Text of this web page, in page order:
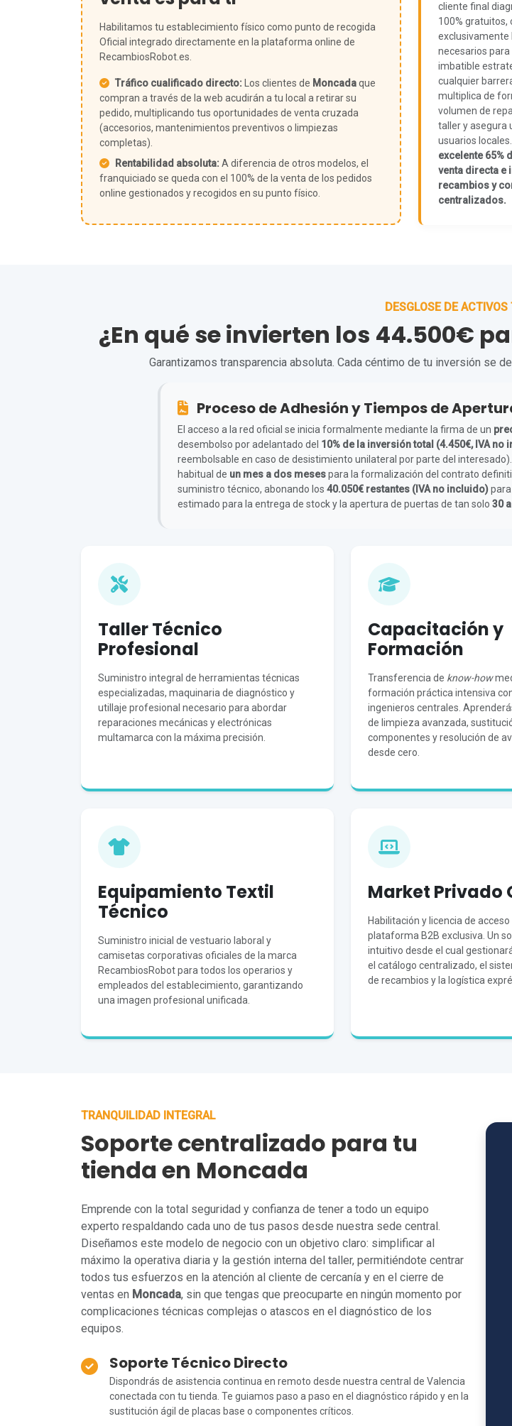
Habilitamos tu establecimiento físico como punto de recogida
Oficial integrado directamente en la plataforma online de
RecambiosRobot.es.
Tráfico cualificado directo: Los clientes de Moncadaque
compran a través de la web acudirán a tu local a retirar su
pedido, multiplicando tus oportunidades de venta cruzada
(accesorios, mantenimientos preventivos o limpiezas
completas).
Rentabilidad absoluta:A diferencia de otros modelos, el
franquiciado se queda con el 100% de la venta de los pedidos
online gestionados y recogidos en su punto físico.
cliente final
100% gratuitos,
exclusivamente
necesarios
imbatible
cualquier
multiplica de
volumen de
taller y asegura
usuarios locales.
excelente 65%
venta directa e
recambios y
centralizados.
DESGLOSE DE ACTIVOS
¿En qué se invierten los 44.500€
Garantizamos transparencia absoluta. Cada céntimo de tu inversión se
Proceso de Adhesión y Tiempos de
El acceso a la red oficial se inicia formalmente mediante la firma de un
desembolso por adelantado del 10% de la inversión total (4.450€, IVA no
reembolsable en caso de desistimiento unilateral por parte del
habitual de un mes a dos mesespara la formalización del contrato
suministro técnico, abonando los 40.050€ restantes (IVA no incluido)
estimado para la entrega de stock y la apertura de puertas de tan solo 30
Taller Técnico
Profesional
Suministro integral de herramientas técnicas
especializadas, maquinaria de diagnóstico y
utillaje profesional necesario para abordar
reparaciones mecánicas y electrónicas
multamarca con la máxima precisión.
Capacitación y
Formación
Transferencia de know-how
formación práctica intensiva
ingenieros centrales.
de limpieza avanzada,
componentes y resolución de
desde cero.
Equipamiento Textil
Técnico
Suministro inicial de vestuario laboral y
camisetas corporativas oficiales de la marca
RecambiosRobot para todos los operarios y
empleados del establecimiento, garantizando
una imagen profesional unificada.
Market Privado
Habilitación y licencia de
plataforma B2B exclusiva. Un
intuitivo desde el cual
el catálogo centralizado, el
de recambios y la logística
TRANQUILIDAD INTEGRAL
Soporte centralizado para tu
tienda en Moncada
Emprende con la total seguridad y confianza de tener a todo un equipo
experto respaldando cada uno de tus pasos desde nuestra sede central.
Diseñamos este modelo de negocio con un objetivo claro: simplificar al
máximo la operativa diaria y la gestión interna del taller, permitiéndote centrar
todos tus esfuerzos en la atención al cliente de cercanía y en el cierre de
ventas en Moncada, sin que tengas que preocuparte en ningún momento por
complicaciones técnicas complejas o atascos en el diagnóstico de los
equipos.
Soporte Técnico Directo
Dispondrás de asistencia continua en remoto desde nuestra central de Valencia
conectada con tu tienda. Te guiamos paso a paso en el diagnóstico rápido y en la
sustitución ágil de placas base o componentes críticos.